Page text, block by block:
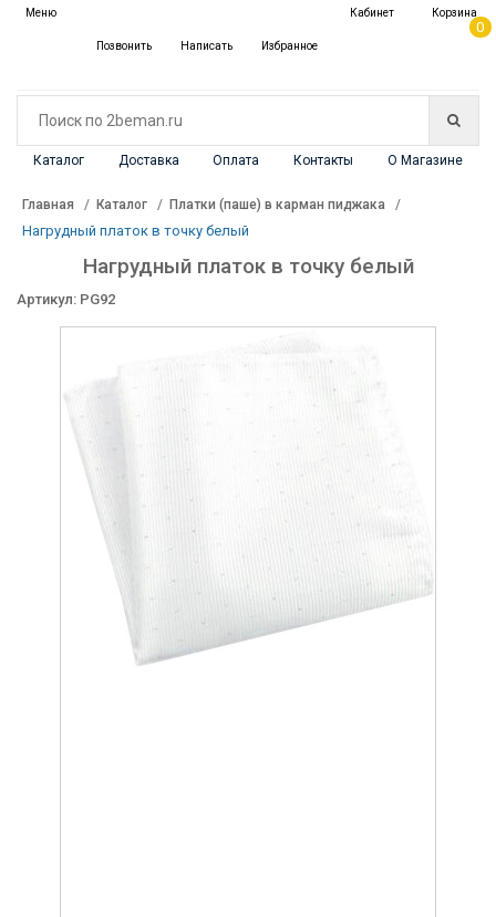
Каталог Доставка Оплата Контакты О Магазине
Каталог
Главная Каталог Платки (паше) в карман пиджака
Нагрудный платок в точку белый
Нагрудный платок в точку белый
Артикул: PG92
Меню
Позвонить Написать Избранное
Кабинет Корзина
0